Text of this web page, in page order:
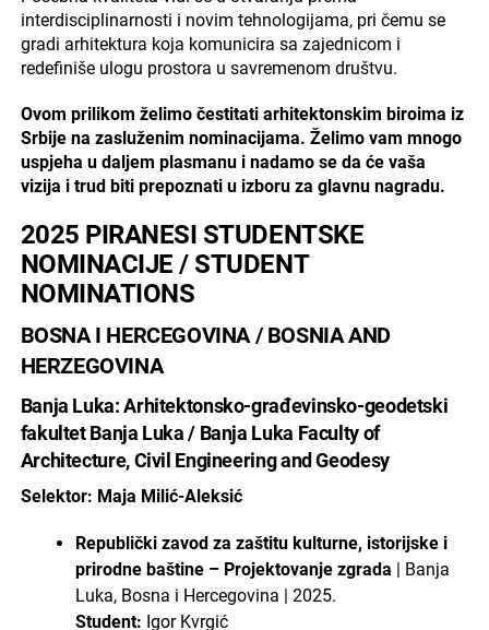
interdisciplinarnosti i novim tehnologijama, pri čemu se
gradi arhitektura koja komunicira sa zajednicom i
redefiniše ulogu prostora u savremenom društvu.
Ovom prilikom želimo čestitati arhitektonskim biroima iz
Srbije na zasluženim nominacijama. Želimo vam mnogo
uspjeha u daljem plasmanu i nadamo se da će vaša
vizija i trud biti prepoznati u izboru za glavnu nagradu.
2025 PIRANESI STUDENTSKE
NOMINACIJE / STUDENT
NOMINATIONS
BOSNA I HERCEGOVINA / BOSNIA AND
HERZEGOVINA
Banja Luka: Arhitektonsko-građevinsko-geodetski
fakultet Banja Luka / Banja Luka Faculty of
Architecture, Civil Engineering and Geodesy
Selektor: Maja Milić-Aleksić
Republički zavod za zaštitu kulturne, istorijske i
prirodne baštine – Projektovanje zgrada | Banja
Luka, Bosna i Hercegovina | 2025.
Student: Igor Kvrgić